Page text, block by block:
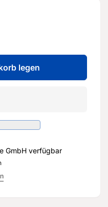
legen
GmbH verfügbar